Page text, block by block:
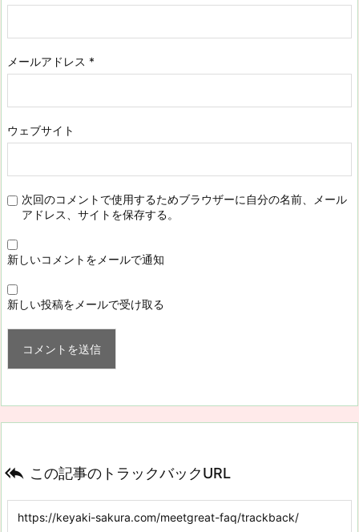
メールアドレス *
ウェブサイト
次回のコメントで使用するためブラウザーに自分の名前、メール
アドレス、サイトを保存する。
新しいコメントをメールで通知
新しい投稿をメールで受け取る
 この記事のトラックバックURL